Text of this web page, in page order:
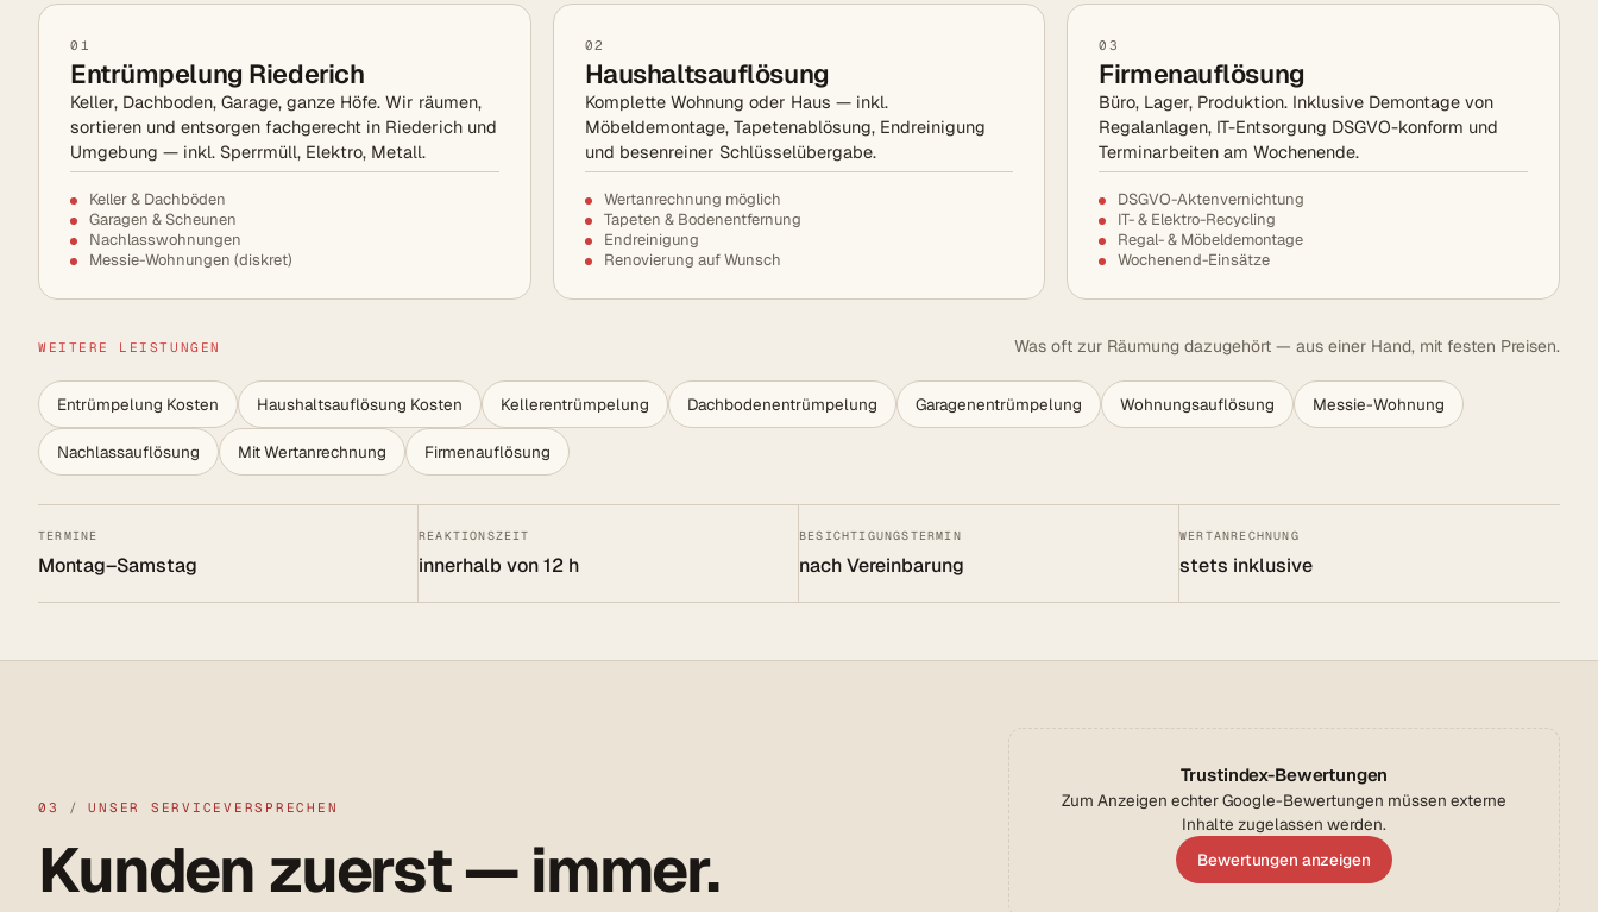
01
Entrümpelung Riederich
Keller, Dachboden, Garage, ganze Höfe. Wir räumen,
sortieren und entsorgen fachgerecht in Riederich und
Umgebung — inkl. Sperrmüll, Elektro, Metall.
Keller & Dachböden
Garagen & Scheunen
Nachlasswohnungen
Messie-Wohnungen (diskret)
02
Haushaltsauflösung
Komplette Wohnung oder Haus — inkl.
Möbeldemontage, Tapetenablösung, Endreinigung
und besenreiner Schlüsselübergabe.
Wertanrechnung möglich
Tapeten & Bodenentfernung
Endreinigung
Renovierung auf Wunsch
03
Firmenauflösung
Büro, Lager, Produktion. Inklusive Demontage von
Regalanlagen, IT-Entsorgung DSGVO-konform und
Terminarbeiten am Wochenende.
DSGVO-Aktenvernichtung
IT- & Elektro-Recycling
Regal- & Möbeldemontage
Wochenend-Einsätze
WEITERE LEISTUNGEN Was oft zur Räumung dazugehört — aus einer Hand, mit festen Preisen.
Entrümpelung Kosten Haushaltsauflösung Kosten Kellerentrümpelung Dachbodenentrümpelung Garagenentrümpelung Wohnungsauflösung Messie-Wohnung
Nachlassauflösung Mit Wertanrechnung Firmenauflösung
TERMINE
Montag–Samstag
REAKTIONSZEIT
innerhalb von 12 h
BESICHTIGUNGSTERMIN
nach Vereinbarung
WERTANRECHNUNG
stets inklusive
03 / UNSER SERVICEVERSPRECHEN
Kunden zuerst — immer.
Trustindex-Bewertungen
Zum Anzeigen echter Google-Bewertungen müssen externe
Inhalte zugelassen werden.
Bewertungen anzeigen